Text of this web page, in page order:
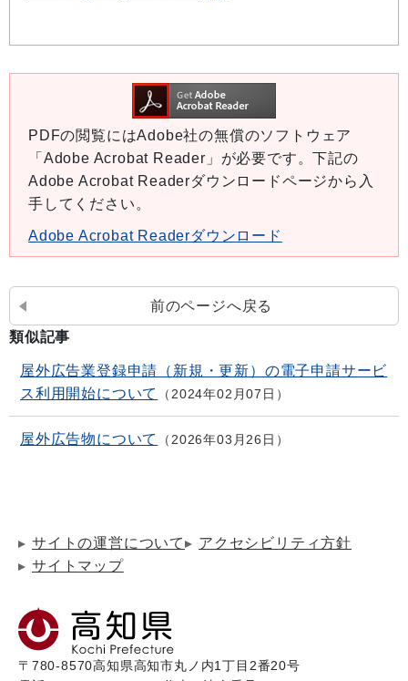
PDFの閲覧にはAdobe社の無償のソフトウェア
「Adobe Acrobat Reader」が必要です。下記の
Adobe Acrobat Readerダウンロードページから入
手してください。
Adobe Acrobat Readerダウンロード
前のページへ戻る
類似記事
屋外広告業登録申請（新規・更新）の電子申請サービ
ス利用開始について
2024年02月07日
屋外広告物について 2026年03月26日
サイトの運営について
アクセシビリティ方針
サイトマップ
〒780-8570高知県高知市丸ノ内1丁目2番20号